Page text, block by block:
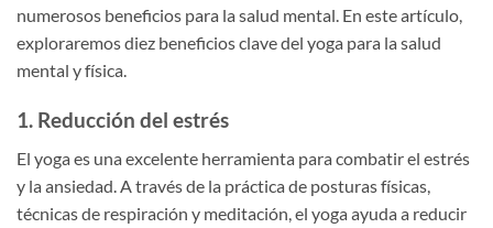
numerosos beneficios para la salud mental. En este artículo,
exploraremos diez beneficios clave del yoga para la salud
mental y física.
1. Reducción del estrés
El yoga es una excelente herramienta para combatir el estrés
y la ansiedad. A través de la práctica de posturas físicas,
técnicas de respiración y meditación, el yoga ayuda a reducir